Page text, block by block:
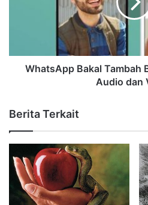
WhatsApp Bakal Tambah
Audio dan
Berita Terkait